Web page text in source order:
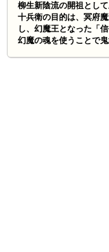
柳生新陰流の開祖とし
十兵衛の目的は、冥府
し、幻魔王となった「
幻魔の魂を使うことで